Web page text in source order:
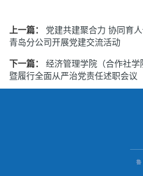
上一篇：
党建共建聚合力 协同育
青岛分公司开展党建交流活动
下一篇：
经济管理学院（合作社
暨履行全面从严治党责任述职会议